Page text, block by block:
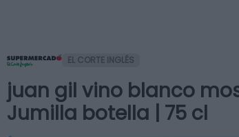
EL CORTE INGLÉS
juan gil vino blanco
Jumilla botella | 75 cl